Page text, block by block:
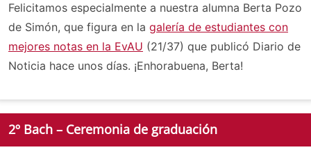
Felicitamos especialmente a nuestra alumna Berta Pozo
de Simón, que figura en la galería de estudiantes con
mejores notas en la EvAU (21/37) que publicó Diario de
Noticia hace unos días. ¡Enhorabuena, Berta!
2º Bach – Ceremonia de graduación